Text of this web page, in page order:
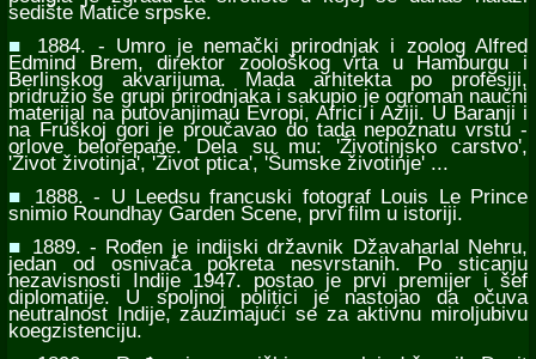
sedište Matice srpske.
■ 1884. - Umro je nemački prirodnjak i zoolog Alfred
Edmind Brem, direktor zoološkog vrta u Hamburgu i
Berlinskog akvarijuma. Mada arhitekta po profesiji,
pridružio se grupi prirodnjaka i sakupio je ogroman naučni
materijal na putovanjimau Evropi, Africi i Aziji. U Baranji i
na Fruškoj gori je proučavao do tada nepoznatu vrstu -
orlove belorepane. Dela su mu: 'Životinjsko carstvo',
'Život životinja', 'Život ptica', 'Šumske životinje' ...
■
1888. - U Leedsu francuski fotograf Louis Le Prince
snimio Roundhay Garden Scene, prvi film u istoriji.
■ 1889. - Rođen je indijski državnik Džavaharlal Nehru,
jedan od osnivača pokreta nesvrstanih. Po sticanju
nezavisnosti Indije 1947. postao je prvi premijer i šef
diplomatije. U spoljnoj politici je nastojao da očuva
neutralnost Indije, zauzimajući se za aktivnu miroljubivu
koegzistenciju.